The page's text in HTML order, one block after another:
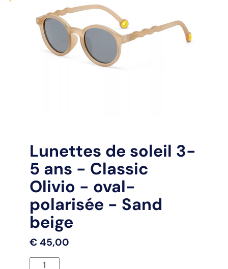
Lunettes de soleil 3-
5 ans - Classic
Olivio - oval-
polarisée - Sand
beige
€ 45,00
quantité